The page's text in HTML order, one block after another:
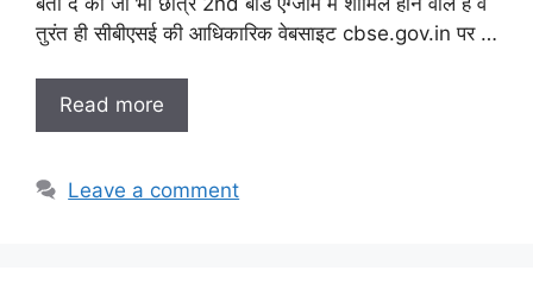
तुरंत ही सीबीएसई की आधिकारिक वेबसाइट cbse.gov.in पर …
Read more
Leave a comment